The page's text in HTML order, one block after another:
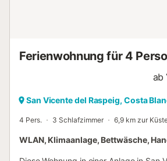
Ferienwohnung für 4
ab
San Vicente del Raspeig, Costa
4 Pers. 3 Schlafzimmer 6,9 km zur
WLAN, Klimaanlage, Bettwäsche,